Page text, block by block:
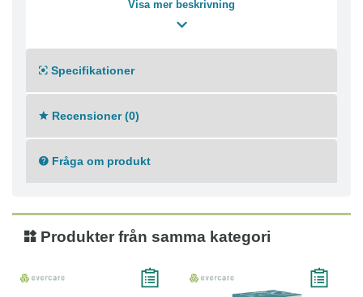
och vid förbandsbyte. Används för absorption av
Måste fixeras.
-Icke-vidhäftande, perforerad film
-Skyddar såret från stötar
-Lätt att klippa i storlek
Visa mer beskrivning
Specifikationer
Recensioner (0)
Fråga om produkt
Produkter från samma kategori